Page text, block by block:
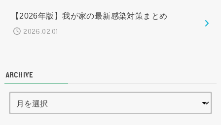
【2026年版】我が家の最新感染対策まとめ
2026.02.01
ARCHIVE